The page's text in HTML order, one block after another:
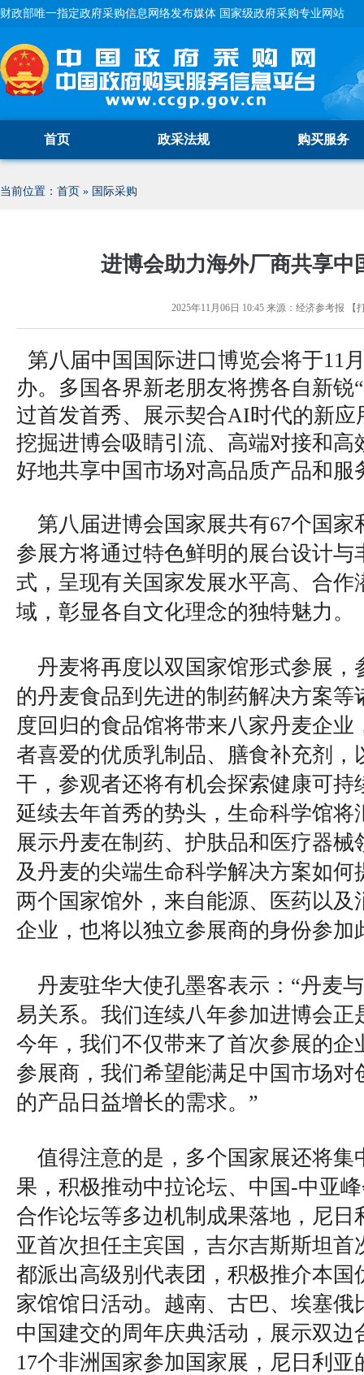
财政部唯一指定政府采购信息网络发布媒体 国家级政府采购专业网站
首页 政采法规 购买服务
当前位置： 首页 » 国际采购
进博会助力海外厂商共享中
2025年11月06日 10:45来源： 经济参考报 【
第八届中国国际进口博览会将于11
办。多国各界新老朋友将携各自新锐
过首发首秀、展示契合AI时代的新应
挖掘进博会吸睛引流、高端对接和高
好地共享中国市场对高品质产品和服
第八届进博会国家展共有67个国家
参展方将通过特色鲜明的展台设计与
式，呈现有关国家发展水平高、合作
域，彰显各自文化理念的独特魅力。
丹麦将再度以双国家馆形式参展，
的丹麦食品到先进的制药解决方案等
度回归的食品馆将带来八家丹麦企业
者喜爱的优质乳制品、膳食补充剂，
干，参观者还将有机会探索健康可持
延续去年首秀的势头，生命科学馆将
展示丹麦在制药、护肤品和医疗器械
及丹麦的尖端生命科学解决方案如何
两个国家馆外，来自能源、医药以及
企业，也将以独立参展商的身份参加
丹麦驻华大使孔墨客表示：“丹麦
易关系。我们连续八年参加进博会正
今年，我们不仅带来了首次参展的企
参展商，我们希望能满足中国市场对
的产品日益增长的需求。”
值得注意的是，多个国家展还将集
果，积极推动中拉论坛、中国-中亚
合作论坛等多边机制成果落地，尼日
亚首次担任主宾国，吉尔吉斯斯坦首
都派出高级别代表团，积极推介本国
家馆馆日活动。越南、古巴、埃塞俄
中国建交的周年庆典活动，展示双边
17个非洲国家参加国家展，尼日利亚